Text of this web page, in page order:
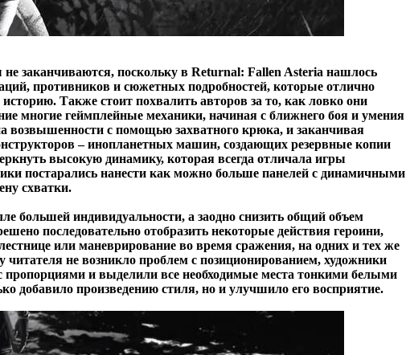
заканчиваются, поскольку в Returnal: Fallen Asteria нашлось
противников и сюжетных подробностей, которые отлично
Также стоит похвалить авторов за то, как ловко они
многие геймплейные механики, начиная с ближнего боя и умения
возвышенности с помощью захватного крюка, и заканчивая
– инопланетных машин, создающих резервные копии
высокую динамику, которая всегда отличала игры
постарались нанести как можно больше панелей с динамичными
схватки.
большей индивидуальности, а заодно снизить общий объем
последовательно отобразить некоторые действия героини,
или маневрирование во время сражения, на одних и тех же
читателя не возникло проблем с позиционированием, художники
пропорциями и выделили все необходимые места тонкими белыми
добавило произведению стиля, но и улучшило его восприятие.